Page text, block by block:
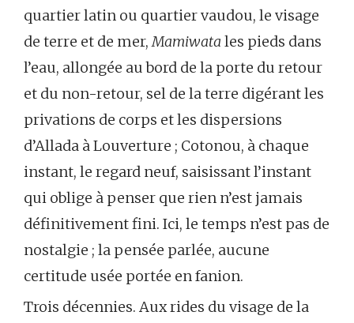
quartier latin ou quartier vaudou, le visage
de terre et de mer,Mamiwata les pieds dans
l’eau, allongée au bord de la porte du retour
et du non-retour, sel de la terre digérant les
privations de corps et les dispersions
d’Allada à Louverture ; Cotonou, à chaque
instant, le regard neuf, saisissant l’instant
qui oblige à penser que rien n’est jamais
définitivement fini. Ici, le temps n’est pas de
nostalgie ; la pensée parlée, aucune
certitude usée portée en fanion.
Trois décennies. Aux rides du visage de la